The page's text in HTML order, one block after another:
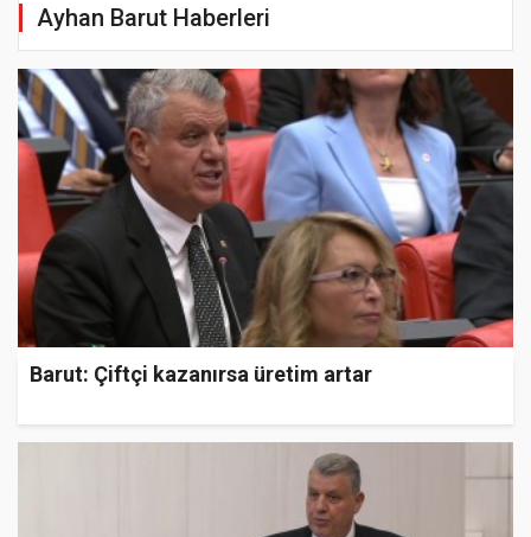
Ayhan Barut Haberleri
Barut: Çiftçi kazanırsa üretim artar